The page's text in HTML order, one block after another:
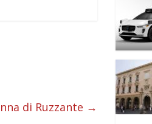
di Ruzzante →